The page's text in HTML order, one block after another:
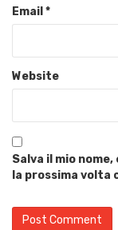
Email *
Website
Salva il mio
la prossima volta